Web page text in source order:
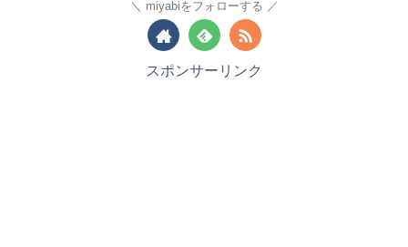
miyabiをフォローする
スポンサーリンク